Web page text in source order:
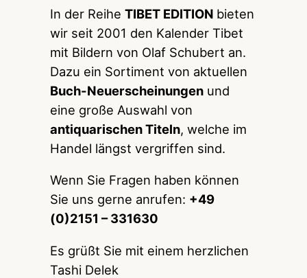
In der Reihe TIBET EDITION bieten
wir seit 2001 den Kalender Tibet
mit Bildern von Olaf Schubert an.
Dazu ein Sortiment von aktuellen
Buch-Neuerscheinungenund
eine große Auswahl von
antiquarischen Titeln, welche im
Handel längst vergriffen sind.
Wenn Sie Fragen haben können
Sie uns gerne anrufen: +49
(0)2151 – 331630
Es grüßt Sie mit einem herzlichen
Tashi Delek